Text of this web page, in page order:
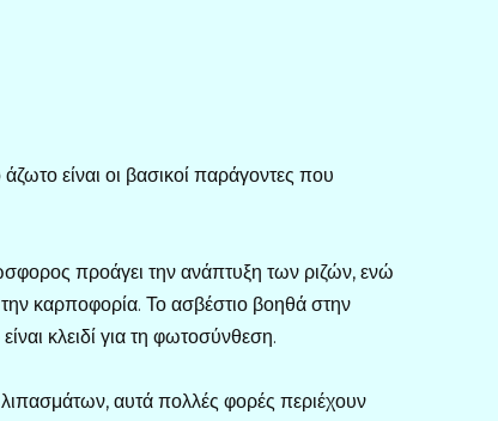
είναι οι βασικοί παράγοντες που
προάγει την ανάπτυξη των ριζών, ενώ
την καρποφορία. Το ασβέστιο βοηθά στην
κλειδί για τη φωτοσύνθεση.
αυτά πολλές φορές περιέχουν